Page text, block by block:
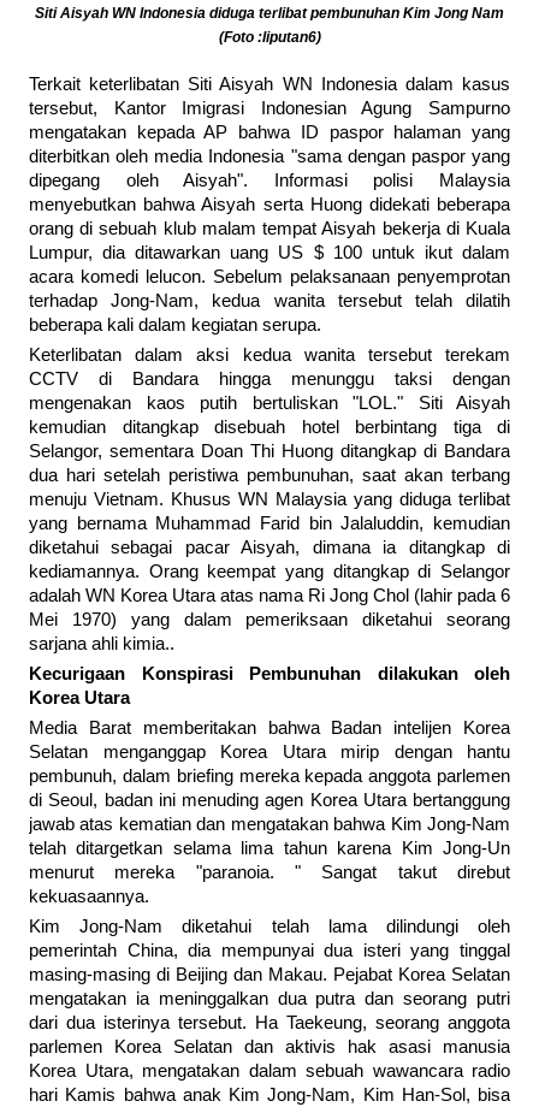
Siti Aisyah WN Indonesia diduga terlibat pembunuhan Kim Jong Nam
(Foto :liputan6)
Terkait keterlibatan Siti Aisyah WN Indonesia dalam kasus
tersebut, Kantor Imigrasi Indonesian Agung Sampurno
mengatakan kepada AP bahwa ID paspor halaman yang
diterbitkan oleh media Indonesia "sama dengan paspor yang
dipegang oleh Aisyah". Informasi polisi Malaysia
menyebutkan bahwa Aisyah serta Huong didekati beberapa
orang di sebuah klub malam tempat Aisyah bekerja di Kuala
Lumpur, dia ditawarkan uang US $ 100 untuk ikut dalam
acara komedi lelucon. Sebelum pelaksanaan penyemprotan
terhadap Jong-Nam, kedua wanita tersebut telah dilatih
beberapa kali dalam kegiatan serupa.
Keterlibatan dalam aksi kedua wanita tersebut terekam
CCTV di Bandara hingga menunggu taksi dengan
mengenakan kaos putih bertuliskan "LOL." Siti Aisyah
kemudian ditangkap disebuah hotel berbintang tiga di
Selangor, sementara Doan Thi Huong ditangkap di Bandara
dua hari setelah peristiwa pembunuhan, saat akan terbang
menuju Vietnam. Khusus WN Malaysia yang diduga terlibat
yang bernama Muhammad Farid bin Jalaluddin, kemudian
diketahui sebagai pacar Aisyah, dimana ia ditangkap di
kediamannya. Orang keempat yang ditangkap di Selangor
adalah WN Korea Utara atas nama Ri Jong Chol (lahir pada 6
Mei 1970) yang dalam pemeriksaan diketahui seorang
sarjana ahli kimia..
Kecurigaan Konspirasi Pembunuhan dilakukan oleh
Korea Utara
Media Barat memberitakan bahwa Badan intelijen Korea
Selatan menganggap Korea Utara mirip dengan hantu
pembunuh, dalam briefing mereka kepada anggota parlemen
di Seoul, badan ini menuding agen Korea Utara bertanggung
jawab atas kematian dan mengatakan bahwa Kim Jong-Nam
telah ditargetkan selama lima tahun karena Kim Jong-Un
menurut mereka "paranoia. " Sangat takut direbut
kekuasaannya.
Kim Jong-Nam diketahui telah lama dilindungi oleh
pemerintah China, dia mempunyai dua isteri yang tinggal
masing-masing di Beijing dan Makau. Pejabat Korea Selatan
mengatakan ia meninggalkan dua putra dan seorang putri
dari dua isterinya tersebut. Ha Taekeung, seorang anggota
parlemen Korea Selatan dan aktivis hak asasi manusia
Korea Utara, mengatakan dalam sebuah wawancara radio
hari Kamis bahwa anak Kim Jong-Nam, Kim Han-Sol, bisa